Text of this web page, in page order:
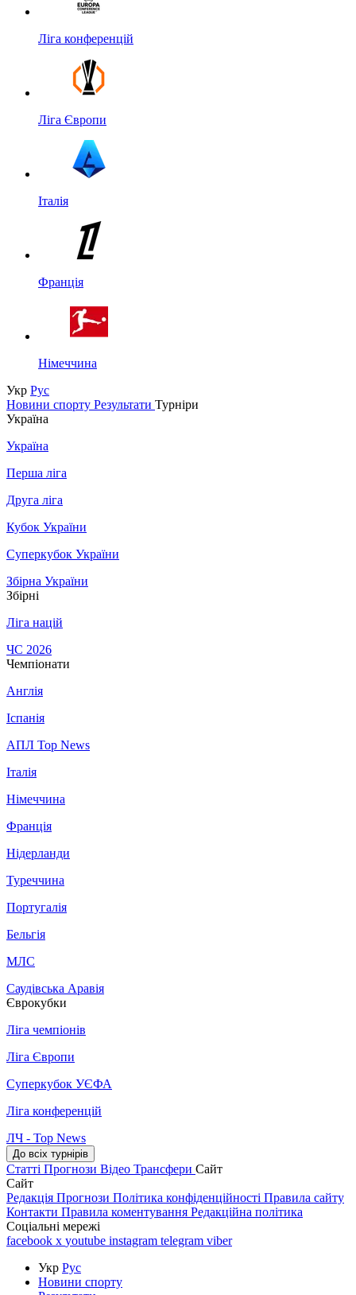
Ліга конференцій
Ліга Європи
Італія
Франція
Німеччина
Укр Рус
Новини спорту Результати Турніри
Україна
Україна
Перша ліга
Друга ліга
Кубок України
Суперкубок України
Збірна України
Збірні
Ліга націй
ЧС 2026
Чемпіонати
Англія
Іспанія
АПЛ Top News
Італія
Німеччина
Франція
Нідерланди
Туреччина
Португалія
Бельгія
МЛС
Саудівська Аравія
Єврокубки
Ліга чемпіонів
Ліга Європи
Суперкубок УЄФА
Ліга конференцій
ЛЧ - Top News
До всіх турнірів
Статті Прогнози Відео Трансфери Сайт
Сайт
Редакція Прогнози Політика конфіденційності Правила сайту
Контакти Правила коментування Редакційна політика
Соціальні мережі
facebook x youtube instagram telegram viber
Укр Рус
Новини спорту